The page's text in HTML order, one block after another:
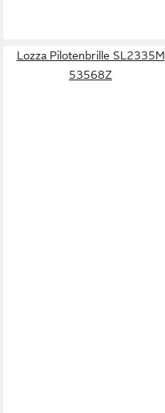
Lozza Pilotenbrille SL2335M
53568Z